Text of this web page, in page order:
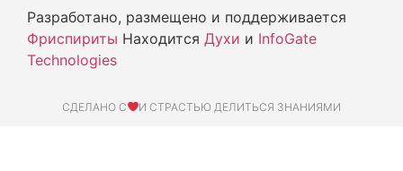
Разработано, размещено и поддерживается
Фриспириты Находится Духи и InfoGate
Technologies
СДЕЛАНО С И СТРАСТЬЮ ДЕЛИТЬСЯ ЗНАНИЯМИ